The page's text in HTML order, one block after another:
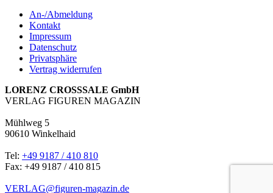
An-/Abmeldung
Kontakt
Impressum
Datenschutz
Privatsphäre
Vertrag widerrufen
LORENZ CROSSSALE GmbH
VERLAG FIGUREN MAGAZIN
Mühlweg 5
90610 Winkelhaid
Tel: +49 9187 / 410 810
Fax: +49 9187 / 410 815
VERLAG@figuren-magazin.de